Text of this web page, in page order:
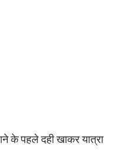
के पहले दही खाकर यात्रा